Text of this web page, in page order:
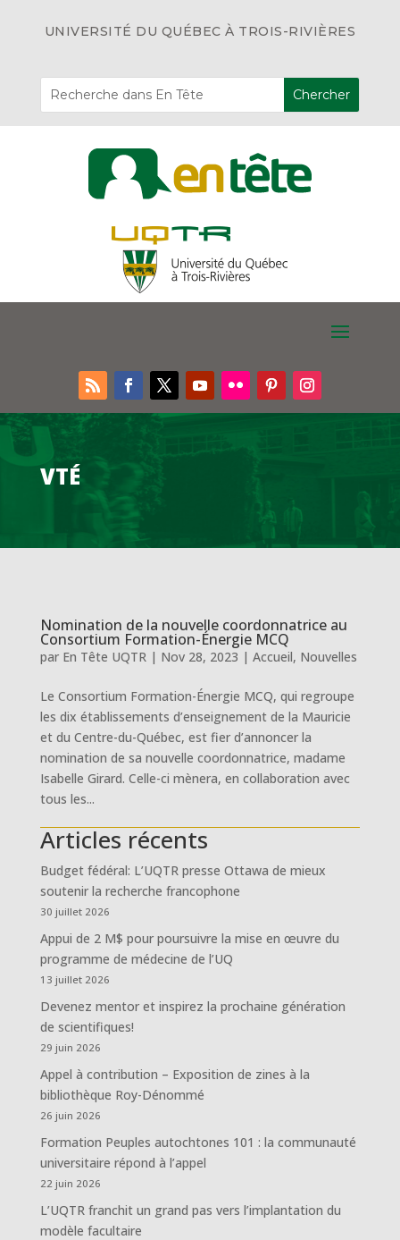
UNIVERSITÉ DU QUÉBEC À TROIS-RIVIÈRES
VTÉ
Nomination de la nouvelle coordonnatrice au
Consortium Formation-Énergie MCQ
par En Tête UQTR| Nov 28, 2023 | Accueil, Nouvelles
Le Consortium Formation-Énergie MCQ, qui regroupe
les dix établissements d’enseignement de la Mauricie
et du Centre-du-Québec, est fier d’annoncer la
nomination de sa nouvelle coordonnatrice, madame
Isabelle Girard. Celle-ci mènera, en collaboration avec
tous les...
Articles récents
Budget fédéral: L’UQTR presse Ottawa de mieux
soutenir la recherche francophone
30 juillet 2026
Appui de 2 M$ pour poursuivre la mise en œuvre du
programme de médecine de l’UQ
13 juillet 2026
Devenez mentor et inspirez la prochaine génération
de scientifiques!
29 juin 2026
Appel à contribution – Exposition de zines à la
bibliothèque Roy-Dénommé
26 juin 2026
Formation Peuples autochtones 101 : la communauté
universitaire répond à l’appel
22 juin 2026
L’UQTR franchit un grand pas vers l’implantation du
modèle facultaire